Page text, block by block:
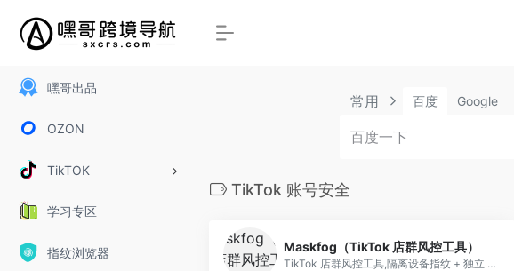
嘿哥出品
OZON
TikTOK
学习专区
指纹浏览器
常用 百度 Google
TikTok 账号安全
Maskfog（TikTok 店群风控工具）
TikTok 店群风控工具,隔离设备指纹 + 独立 IP,降低多账号关联封店风险